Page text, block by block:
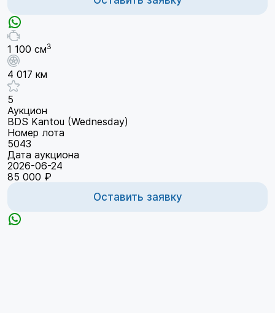
1 100 см3
4 017 км
5
Аукцион
BDS Kantou (Wednesday)
Номер лота
5043
Дата аукциона
2026-06-24
85 000 ₽
Оставить заявку